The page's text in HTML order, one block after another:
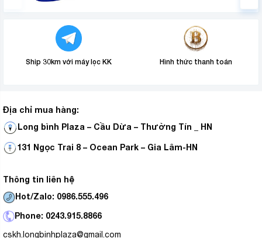
Ship 30km với máy lọc KK Hình thức thanh toán
Địa chỉ mua hàng:
Long bình Plaza – Cầu Dừa – Thường Tín _ HN
131 Ngọc Trai 8 – Ocean Park – Gia Lâm-HN
Thông tin liên hệ
Hot/Zalo: 0986.555.496
Phone: 0243.915.8866
cskh.longbinhplaza@gmail.com